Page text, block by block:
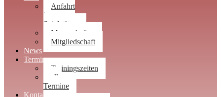
Anfahrt
|
Spielstätten
Mannschaften
Mitgliedschaft
News
Termine
Trainingszeiten
alle
Termine
Kontakt